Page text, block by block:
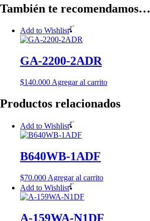
También te recomendamos…
Add to Wishlist
GA-2200-2ADR
$140.000 Agregar al carrito
Productos relacionados
Add to Wishlist
B640WB-1ADF
$70.000 Agregar al carrito
Add to Wishlist
A-159WA-N1DF